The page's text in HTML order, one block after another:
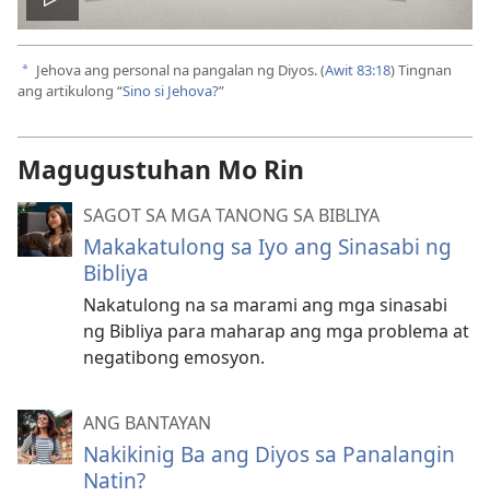
I-
play
ang
video
a Jehova ang personal na pangalan ng Diyos. (Awit 83:18) Tingnan
ang artikulong “Sino si Jehova?”
Magugustuhan Mo Rin
SAGOT SA MGA TANONG SA BIBLIYA
Makakatulong sa Iyo ang Sinasabi ng
Bibliya
Nakatulong na sa marami ang mga sinasabi
ng Bibliya para maharap ang mga problema at
negatibong emosyon.
ANG BANTAYAN
Nakikinig Ba ang Diyos sa Panalangin
Natin?